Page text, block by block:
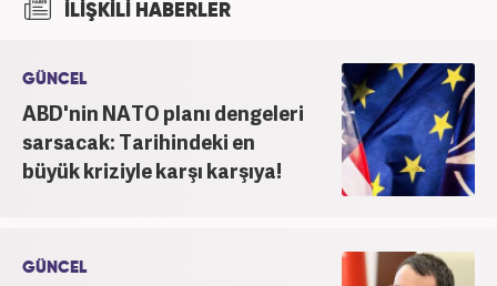
attı. 15 yıllık profesyonel editörlük kariyerinde tüm
Haber7.com'da 'Güncel/Siyaset Sorumlu Editörü'
olarak devam etmektedir.
İLİŞKİLİ HABERLER
GÜNCEL
ABD'nin NATO planı dengeleri
sarsacak: Tarihindeki en
büyük kriziyle karşı karşıya!
GÜNCEL